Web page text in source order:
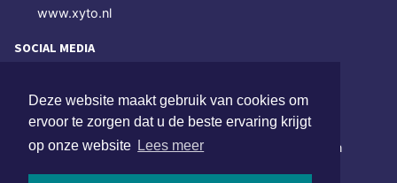
Deze website maakt gebruik van cookies om
ervoor te zorgen dat u de beste ervaring krijgt
op onze website Lees meer
www.xyto.nl
SOCIAL MEDIA
NIEUWSBRIEF AANMELDEN
Schrijf je in voor onze nieuwsbrief en krijg wekelijks een